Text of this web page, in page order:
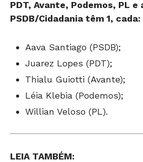
PDT, Avante, Podemos, PL e
PSDB/Cidadania têm 1, cada:
Aava Santiago (PSDB);
Juarez Lopes (PDT);
Thialu Guiotti (Avante);
Léia Klebia (Podemos);
Willian Veloso (PL).
LEIA TAMBÉM: